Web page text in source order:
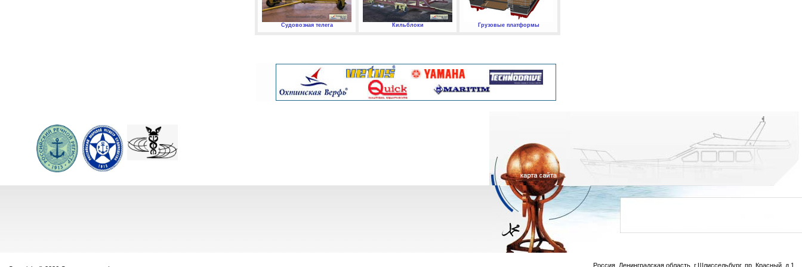
Судовозная телега Кильблоки Грузовые платформы
Россия, Ленинградская область, г.Шлиссельбург, пр. Красный, д.1